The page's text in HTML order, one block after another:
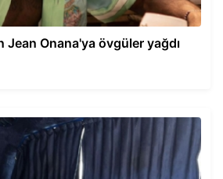
Jean Onana'ya övgüler yağdı